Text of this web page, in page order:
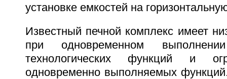
установке емкостей на
Известный печной комплекс имеет
при одновременном
технологических функций и
одновременно выполняемых